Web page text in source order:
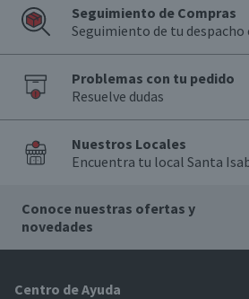
Seguimiento de Compras
Seguimiento de tu despacho
Problemas con tu pedido
Resuelve dudas
Nuestros Locales
Encuentra tu local Santa
Conoce nuestras ofertas y
novedades
Centro de Ayuda